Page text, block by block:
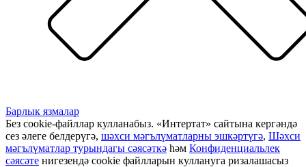
Барлык язмалар
Без cookie-файллар кулланабыз. «Интертат» сайтына кергәндә
сез әлеге белдерүгә, шәхси мәгълүматларны эшкәртүгә, Шәхси
мәгълүматлар турындагы сәясәткә һәм Конфиденциальлек
сәясәте нигезендә cookie файлларын куллануга ризалашасыз